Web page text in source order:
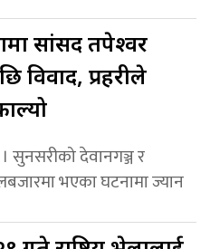
सांसद तपेश्वर
विवाद, प्रहरीले
सुनसरीको देवानगञ्ज र
भएका घटनामा ज्यान